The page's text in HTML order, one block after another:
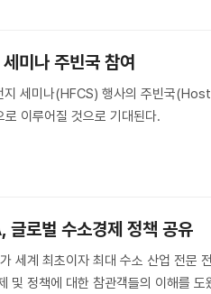
미나 주빈국 참여
세미나(HFCS) 행사의 주빈국
이루어질 것으로 기대된다.
로벌 수소경제 정책 공유
세계 최초이자 최대 수소 산업 전문
및 정책에 대한 참관객들의 이해를 도